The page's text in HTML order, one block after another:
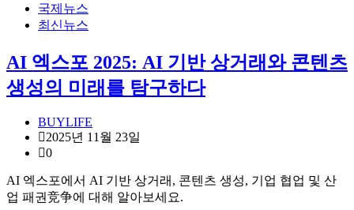
국제뉴스
최신뉴스
AI 엑스포 2025: AI 기반 상거래와 콘텐츠
생성의 미래를 탐구하다
BUYLIFE
2025년 11월 23일
0
AI 엑스포에서 AI 기반 상거래, 콘텐츠 생성, 기업 협업 및 산
업 패권竞争에 대해 알아보세요.